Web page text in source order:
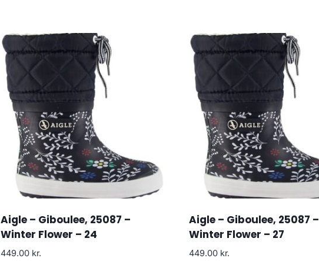
Aigle – Giboulee, 25087 –
Winter Flower – 24
449.00 kr.
Aigle – Giboulee, 25087 –
Winter Flower – 27
449.00 kr.